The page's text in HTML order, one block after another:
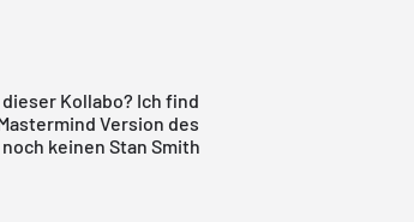
Kollabo? Ich find
Version des
keinen Stan Smith